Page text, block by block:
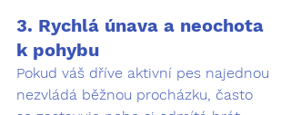
3. Rychlá únava a neochota
k pohybu
Pokud váš dříve aktivní pes najednou
nezvládá běžnou procházku, často